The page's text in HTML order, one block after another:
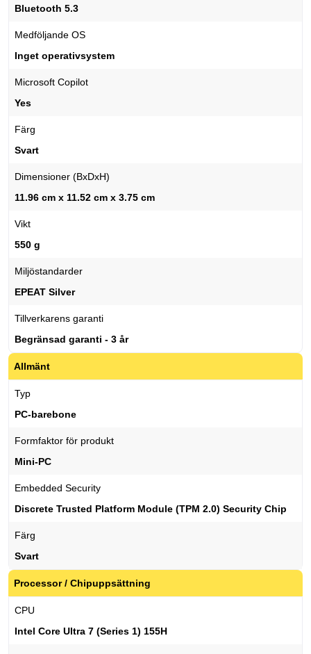
Bluetooth 5.3
Medföljande OS
Inget operativsystem
Microsoft Copilot
Yes
Färg
Svart
Dimensioner (BxDxH)
11.96 cm x 11.52 cm x 3.75 cm
Vikt
550 g
Miljöstandarder
EPEAT Silver
Tillverkarens garanti
Begränsad garanti - 3 år
Allmänt
Typ
PC-barebone
Formfaktor för produkt
Mini-PC
Embedded Security
Discrete Trusted Platform Module (TPM 2.0) Security Chip
Färg
Svart
Processor / Chipuppsättning
CPU
Intel Core Ultra 7 (Series 1) 155H